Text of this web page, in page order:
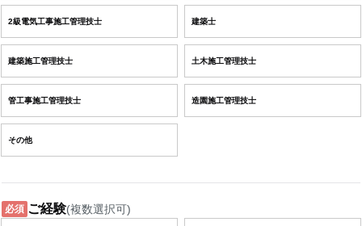
2級電気工事施工管理技士 建築士
建築施工管理技士 土木施工管理技士
管工事施工管理技士 造園施工管理技士
その他
必須 ご経験(複数選択可)